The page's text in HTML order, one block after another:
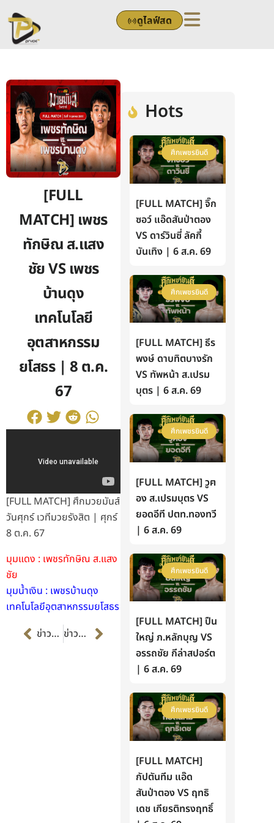
to
content
ดูไลฟ์สด
[FULL
MATCH] เพชร
ทักษิณ ส.แสง
ชัย VS เพชร
บ้านดุง
เทคโนโลยี
อุตสาหกรรม
ยโสธร | 8 ต.ค.
67
[FULL MATCH] ศึกมวยมันส์
วันศุกร์ เวทีมวยรังสิต | ศุกร์
8 ต.ค. 67
มุมแดง : เพชรทักษิณ ส.แสง
ชัย
มุมน้ำเงิน : เพชรบ้านดุง
เทคโนโลยีอุตสาหกรรมยโสธร
Prevข่าวก่อนหน้า ข่าวต่อไป Next
Hots
ศึกเพชรยินดี
[FULL MATCH] จิ๊ก
ซอว์ แอ๊ดสันป่าตอง
VS ดาร์วินซี่ ลัคกี้
บันเทิง | 6 ส.ค. 69
ศึกเพชรยินดี
[FULL MATCH] ธีร
พงษ์ ดาบทิตบางรัก
VS ทัพหน้า ส.เปรม
บุตร | 6 ส.ค. 69
ศึกเพชรยินดี
[FULL MATCH] วูฅ
อง ส.เปรมบุตร VS
ยอดอีที ปตท.ทองทวี
| 6 ส.ค. 69
ศึกเพชรยินดี
[FULL MATCH] ปืน
ใหญ่ ภ.หลักบุญ VS
อรรถชัย กีล่าสปอร์ต
| 6 ส.ค. 69
ศึกเพชรยินดี
[FULL MATCH]
กัปตันทีม แอ๊ด
สันป่าตอง VS ฤทธิ
เดช เกียรติทรงฤทธิ์